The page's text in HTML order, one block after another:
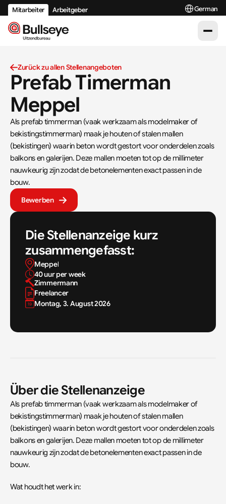
Zurück zu allen Stellenangeboten
Prefab Timerman
Meppel
Als prefab timmerman (vaak werkzaam als modelmaker of
bekistingstimmerman) maak je houten of stalen mallen
(bekistingen) waarin beton wordt gestort voor onderdelen zoals
balkons en galerijen. Deze mallen moeten tot op de millimeter
nauwkeurig zijn zodat de betonelementen exact passen in de
bouw.
Bewerben
Die Stellenanzeige kurz
zusammengefasst:
Meppel
40 uur per week
Zimmermann
Freelancer
Montag, 3. August 2026
Über die Stellenanzeige
Als prefab timmerman (vaak werkzaam als modelmaker of
bekistingstimmerman) maak je houten of stalen mallen
(bekistingen) waarin beton wordt gestort voor onderdelen zoals
balkons en galerijen. Deze mallen moeten tot op de millimeter
nauwkeurig zijn zodat de betonelementen exact passen in de
bouw.
Wat houdt het werk in:
Mitarbeiter Arbeitgeber SelectGerman